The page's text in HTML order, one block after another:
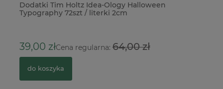
Dodatki Tim Holtz Idea-Ology Halloween
Typography 72szt / literki 2cm
39,00 złCena regularna:64,00 zł
do koszyka